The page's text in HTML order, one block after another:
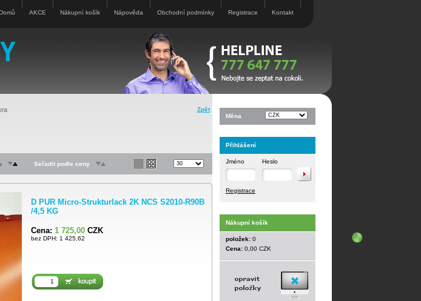
AKCE Nákupní košík Nápověda Obchodní podmínky Registrace Kontakt
Zpět
Seřadit podle ceny
D PUR Micro-Strukturlack 2K NCS S2010-R90B
/4,5 KG
Cena: 1 725,00 CZK
bez DPH: 1 425,62
Měna
Přihlášení
Jméno Heslo
Registrace
Nákupní košík
položek: 0
Cena: 0,00 CZK